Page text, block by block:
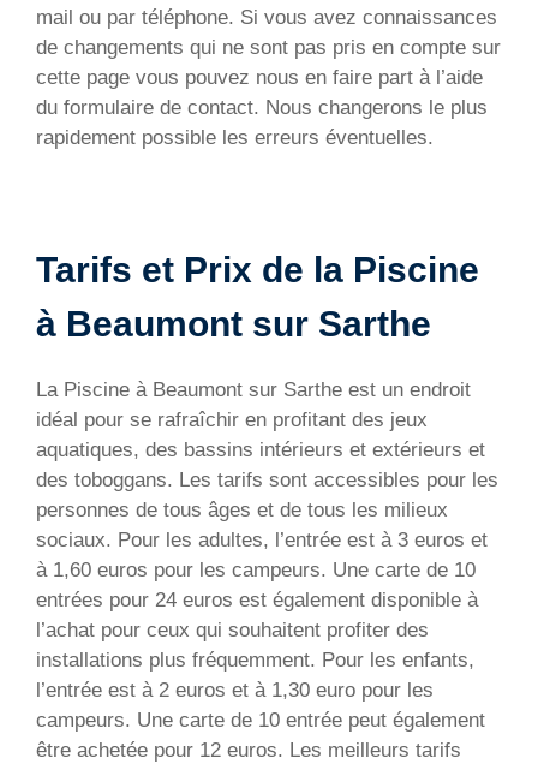
mail ou par téléphone. Si vous avez connaissances
de changements qui ne sont pas pris en compte sur
cette page vous pouvez nous en faire part à l’aide
du formulaire de contact. Nous changerons le plus
rapidement possible les erreurs éventuelles.
Tarifs et Prix de la Piscine
à Beaumont sur Sarthe
La Piscine à Beaumont sur Sarthe est un endroit
idéal pour se rafraîchir en profitant des jeux
aquatiques, des bassins intérieurs et extérieurs et
des toboggans. Les tarifs sont accessibles pour les
personnes de tous âges et de tous les milieux
sociaux. Pour les adultes, l’entrée est à 3 euros et
à 1,60 euros pour les campeurs. Une carte de 10
entrées pour 24 euros est également disponible à
l’achat pour ceux qui souhaitent profiter des
installations plus fréquemment. Pour les enfants,
l’entrée est à 2 euros et à 1,30 euro pour les
campeurs. Une carte de 10 entrée peut également
être achetée pour 12 euros. Les meilleurs tarifs